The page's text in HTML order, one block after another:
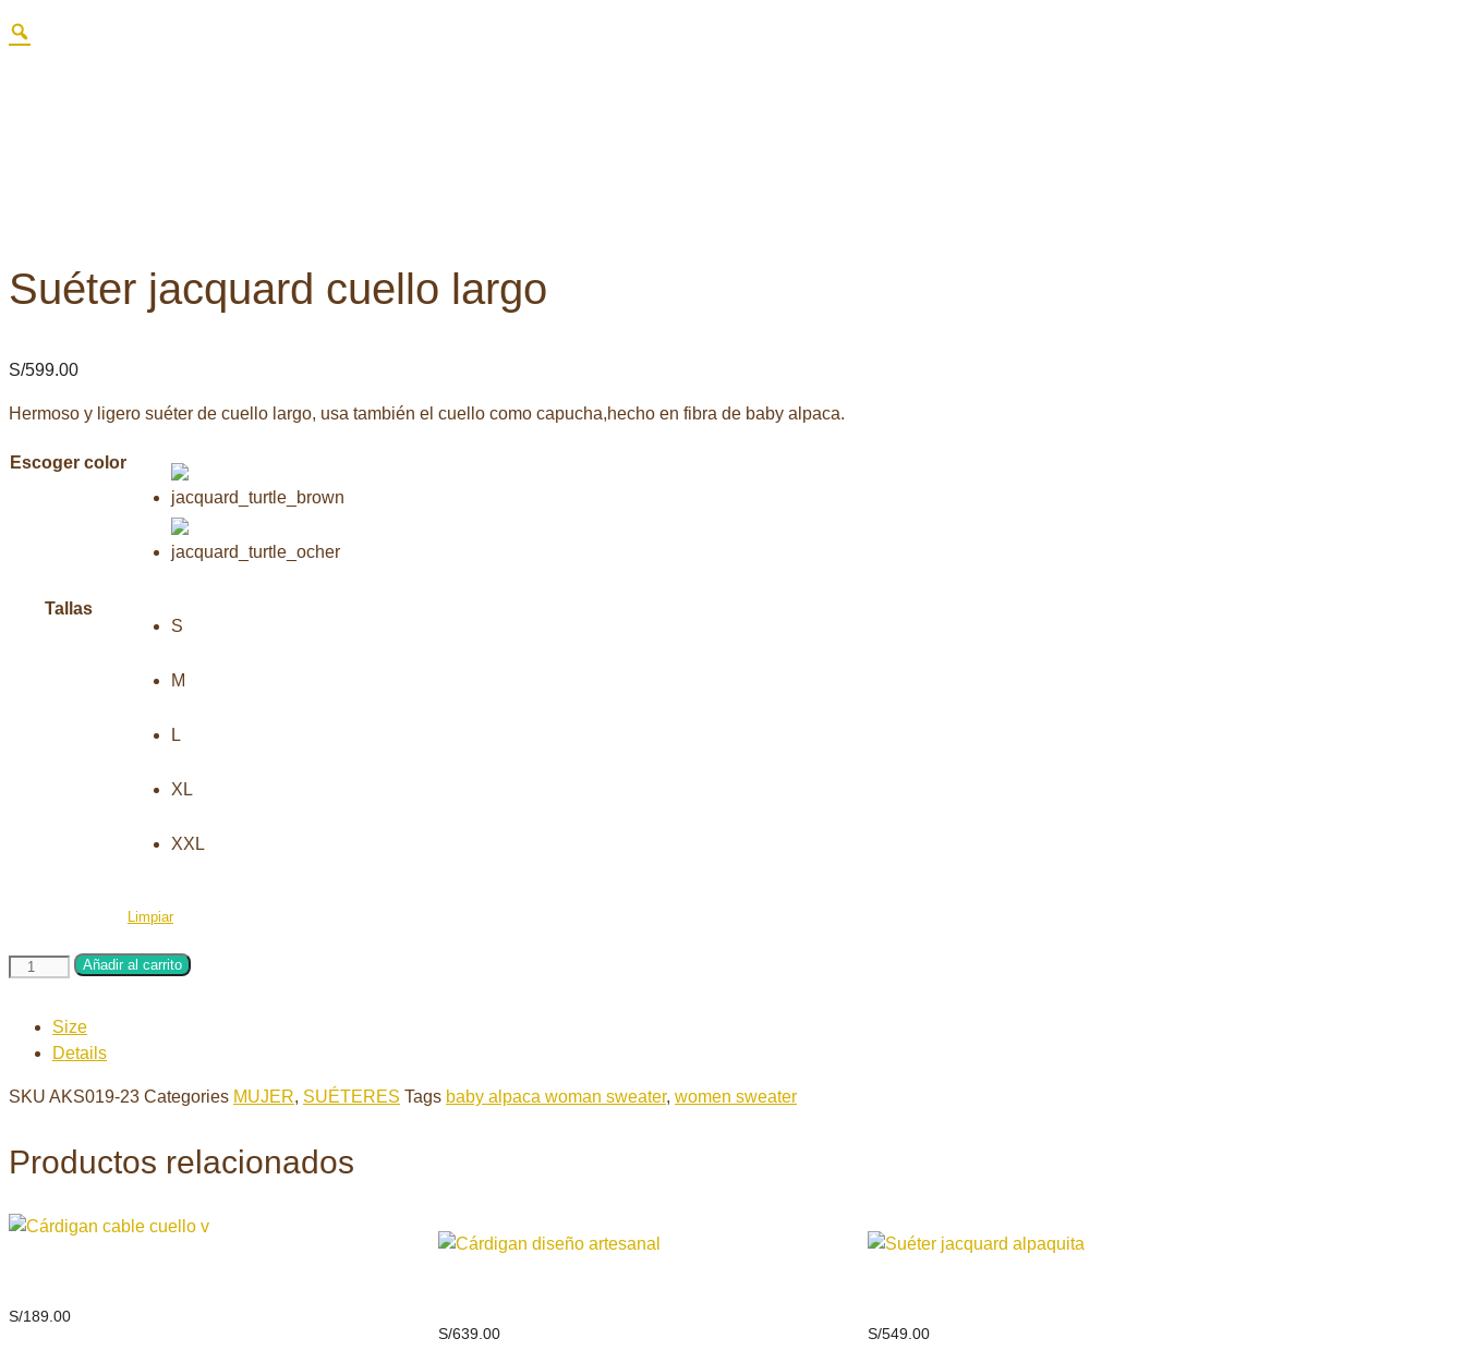
Suéter jacquard cuello largo
S/599.00
Hermoso y ligero suéter de cuello largo, usa también el cuello como capucha,hecho en fibra de baby alpaca.
Escoger color
Tallas
S
M
L
XL
XXL
Limpiar
Suéter
cuello
Añadir al carrito
Size
Details
SKU AKS019-23 Categories MUJER, SUÉTERES Tags baby alpaca woman sweater, women sweater
Productos relacionados
S/189.00
S/639.00 S/549.00